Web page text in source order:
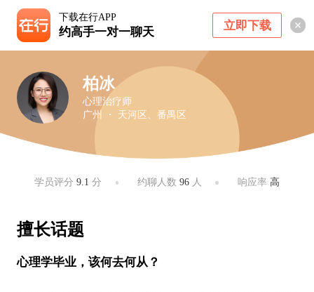
下载在行APP
约高手一对一聊天 立即下载
柏冰
心理治疗师
广州 ・ 天河区、番禺区
学员评分9.1 分 约聊人数 96人 响应率 高
擅长话题
心理学毕业，该何去何从？